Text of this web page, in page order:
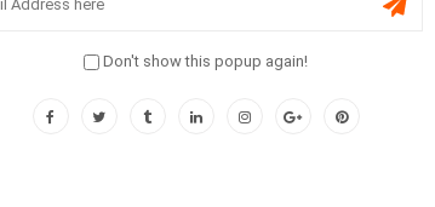
$1.00
Don't show this popup again!